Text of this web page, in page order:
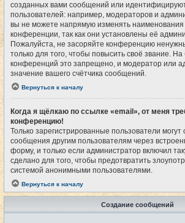
созданных вами сообщений или
пользователей: например, модераторов и
вы не можете напрямую изменять наименования
конференции, так как они установлены её
Пожалуйста, не засоряйте конференцию
только для того, чтобы повысить своё звание.
конференций это запрещено, и модератор или
значение вашего счётчика сообщений.
Вернуться к началу
Когда я щёлкаю по ссылке «email», от меня
конференцию!
Только зарегистрированные пользователи могут
сообщения другим пользователям через
форму, и только если администратор включил
сделано для того, чтобы предотвратить
системой анонимными пользователями.
Вернуться к началу
Создание сообщений